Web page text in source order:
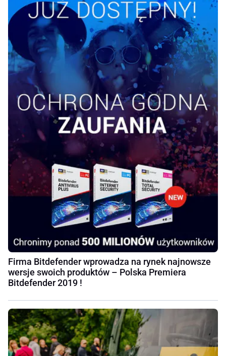
Firma Bitdefender wprowadza na rynek najnowsze
wersje swoich produktów – Polska Premiera
Bitdefender 2019 !